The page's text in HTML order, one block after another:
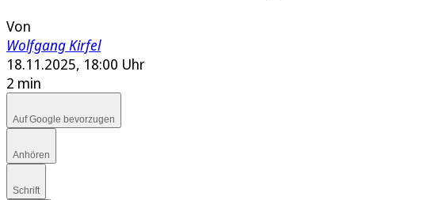
Von
Wolfgang Kirfel
18.11.2025, 18:00 Uhr
2 min
Auf Google bevorzugen
Anhören
Schrift